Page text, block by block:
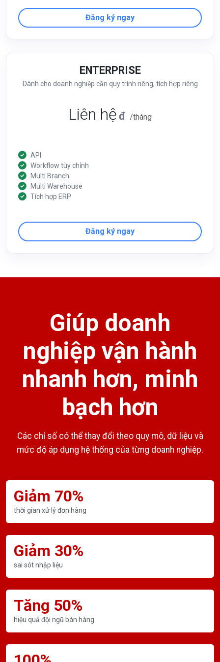
Đăng ký ngay
ENTERPRISE
Dành cho doanh nghiệp cần quy trình riêng, tích hợp riêng
Liên hệ đ /tháng
API
Workflow tùy chỉnh
Multi Branch
Multi Warehouse
Tích hợp ERP
Đăng ký ngay
Giúp doanh
nghiệp vận hành
nhanh hơn, minh
bạch hơn
Các chỉ số có thể thay đổi theo quy mô, dữ liệu và
mức độ áp dụng hệ thống của từng doanh nghiệp.
Giảm 70%
thời gian xử lý đơn hàng
Giảm 30%
sai sót nhập liệu
Tăng 50%
hiệu quả đội ngũ bán hàng